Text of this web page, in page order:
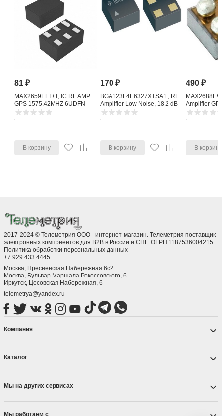
81₽
MAX2659ELT+T, IC RF AMP
GPS 1575.42MHZ 6UDFN
В корзину
170₽
BGA123L4E6327XTSA1 , RF
Amplifier Low Noise, 18.2 dB
1615 MHz, 4-Pin TSLP-4-11
В корзину
490₽
Amplifier
Noise
В корзину
2017-2024 © Телеметрия ООО - интернет-магазин. Телеметрия поставщик
электронных компонентов для B2B в России и СНГ. ОГРН 1187536004215
Политика обработки персональных данных
+7 929 433 4445
Москва, Пресненская Набережная 6с2
Москва, ​Бульвар Маршала Рокоссовского, 6
Иркутск, ​Цесовская Набережная, 6
telemetrya@yandex.ru
Компания
Каталог
Мы на других сервисах
Мы работаем с